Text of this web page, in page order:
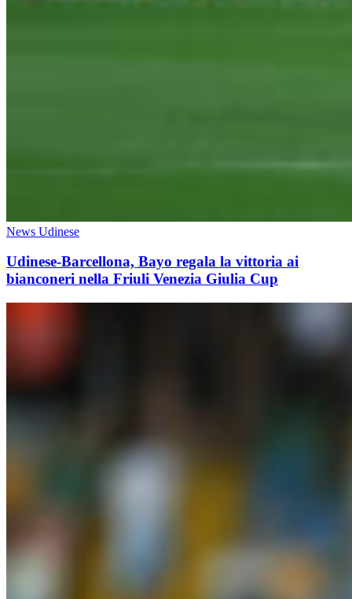
News Udinese
Udinese-Barcellona, Bayo regala la vittoria ai
bianconeri nella Friuli Venezia Giulia Cup